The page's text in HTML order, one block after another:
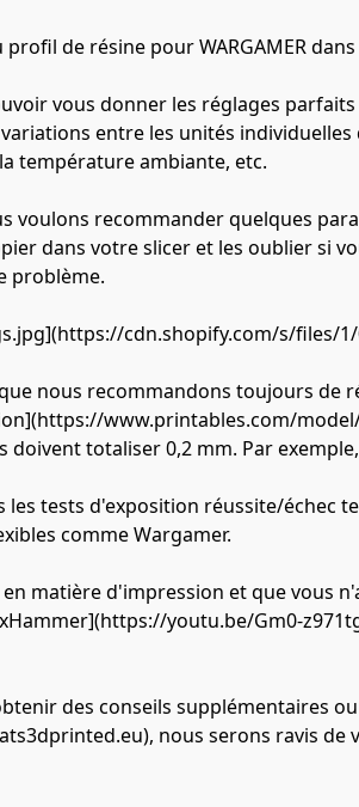
de résine pour WARGAMER
vous donner les réglages
entre les unités
température ambiante, etc.
voulons recommander quelques
dans votre slicer et les oublier si
problème.
cdn.shopify.com/s/files/1/
nous recommandons toujours de
www.printables.com/
doivent totaliser 0,2 mm. Par
les tests d'exposition réussite/échec
comme Wargamer.
en matière d'impression et que vous
youtu.be/Gm0-
des conseils supplémentaires
), nous serons ravis de